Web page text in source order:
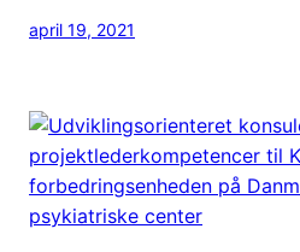
april 19, 2021